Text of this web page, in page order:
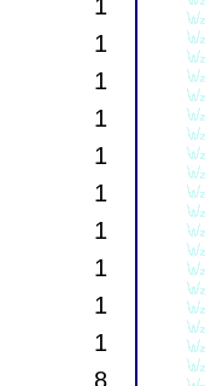
1
1
1
1
1
1
1
1
1
1
8